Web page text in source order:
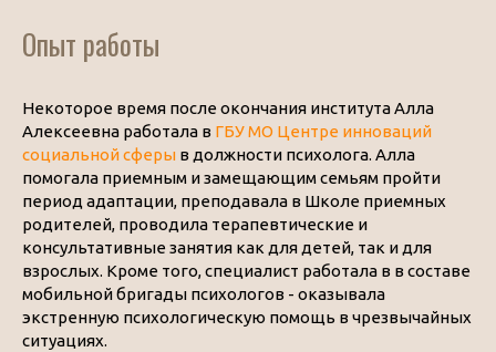
Опыт работы
Некоторое время после окончания института Алла
Алексеевна работала в ГБУ МО Центре инноваций
социальной сферы в должности психолога. Алла
помогала приемным и замещающим семьям пройти
период адаптации, преподавала в Школе приемных
родителей, проводила терапевтические и
консультативные занятия как для детей, так и для
взрослых. Кроме того, специалист работала в в составе
мобильной бригады психологов - оказывала
экстренную психологическую помощь в чрезвычайных
ситуациях.